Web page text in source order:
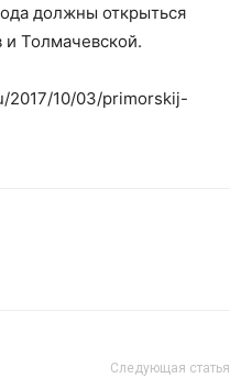
должны открыться
и Толмачевской.
2017/10/03/primorskij-
Следующая статья